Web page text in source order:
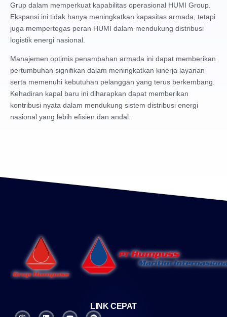
Grup dalam memperkuat kapabilitas operasional HUMI Group.
Ekspansi ini tidak hanya meningkatkan kapasitas armada, tetapi
juga mempertegas peran HUMI dalam mendukung distribusi
logistik energi nasional.
Manajemen optimis penambahan armada ini dapat memberikan
pertumbuhan signifikan dalam meningkatkan kinerja layanan
serta memenuhi kebutuhan pelanggan yang terus berkembang.
Kehadiran kapal baru ini diharapkan dapat memberikan
kontribusi nyata dalam mendukung sistem distribusi energi
nasional yang lebih efisien dan andal.
LINK CEPAT